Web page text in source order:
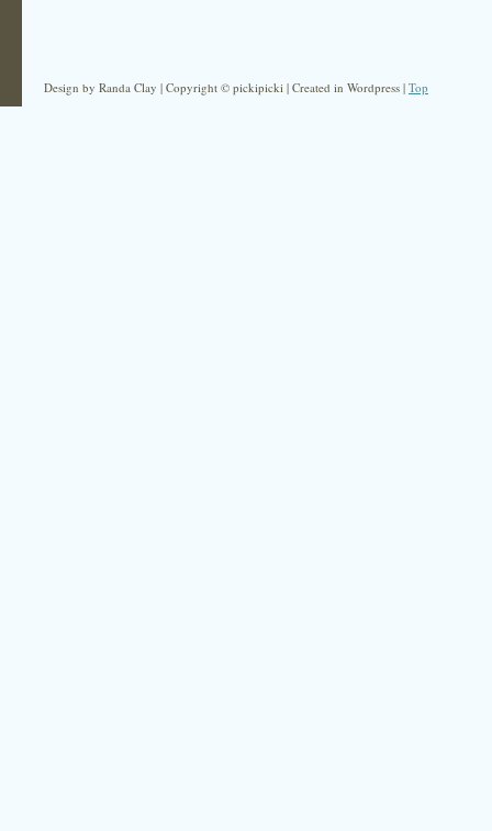
Design by Randa Clay | Copyright © pickipicki | Created in Wordpress | Top